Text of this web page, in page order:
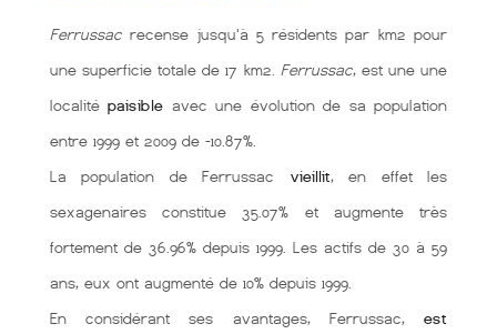
Ferrussac recense jusqu'à 5 résidents par km2 pour
une superficie totale de 17 km2. Ferrussac, est une une
localitépaisible avec une évolution de sa population
entre 1999 et 2009 de -10.87%.
La population de Ferrussac vieillit, en effet les
sexagenaires constitue 35.07% et augmente très
fortement de 36.96% depuis 1999. Les actifs de 30 à 59
ans, eux ont augmenté de 10% depuis 1999.
En considérant ses avantages, Ferrussac, est